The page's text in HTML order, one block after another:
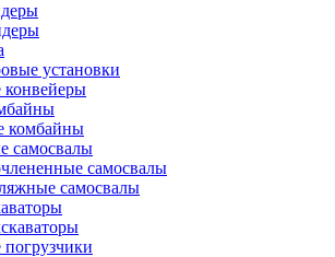
установки
комбайны
самосвалы
самосвалы
самосвалы